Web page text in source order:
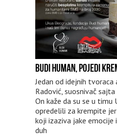
BUDI HUMAN, POJEDI
Jedan od idejnih tvoraca
Radović, suosnivač sajta
On kaže da su se u timu
opredelili za krempite
koji izaziva jake emocije
duh